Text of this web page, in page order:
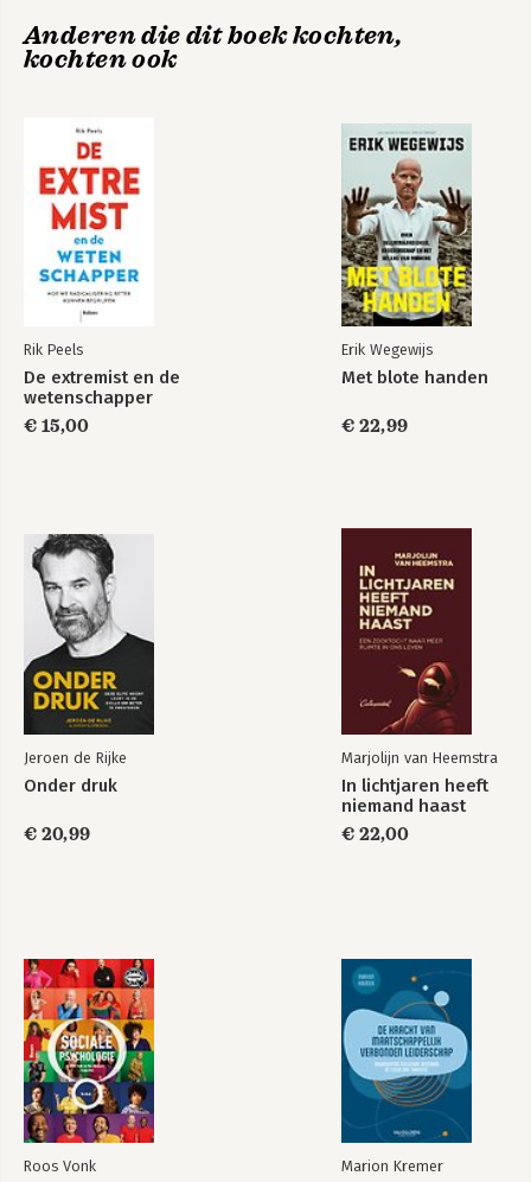
gezocht
Bekijk alle boeken
Hoofdstuk 3
De hiërarchische fase
Fase besluit tot zelforganisatie
Hoofdstuk 5
Fase start implementatie zelforganisatie
Hoofdstuk 6
De deels zelforganiserende fase
Hoofdstuk 7
De merendeel zelforganiserende fase
Hoofdstuk 8
De geheel zelforganiserende fase
Hoofdstuk 10
Praktijkvoorbeelden
Hoofdstuk 11
Gestructureerde of ongestructureerde zelforganisatie
Hoofdstuk 12
Handvatten per leiderschapsstijl om te slagen in
zelforganisatie
Hoofdstuk 13
Mijn persoonlijke ervaringen
Hoofdstuk 14
Anderen die dit boek kochten,
kochten ook
Rik Peels
De extremist en de
wetenschapper
€ 15,00
Erik Wegewijs
Met blote handen
€ 22,99
Jeroen de Rijke
Onder druk
€ 20,99
Marjolijn van Heemstra
In lichtjaren heeft
niemand haast
€ 22,00
Roos Vonk Marion Kremer